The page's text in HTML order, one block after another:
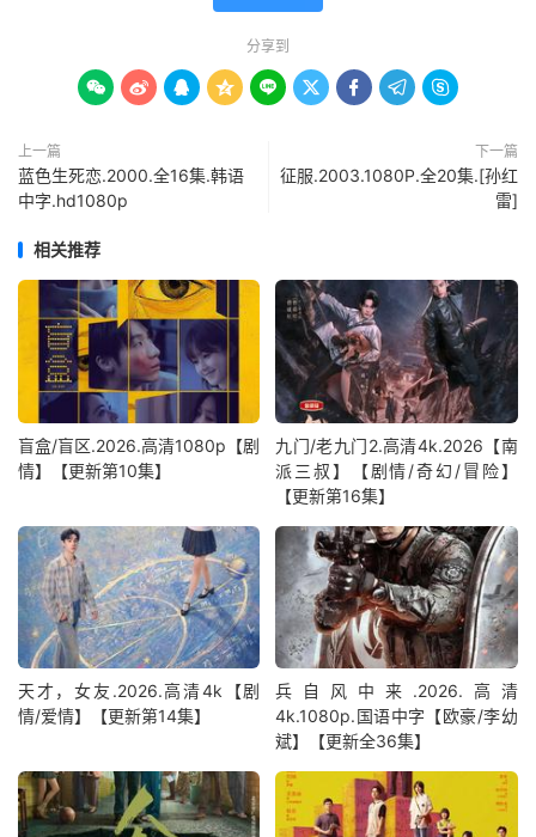
分享到
        
上一篇
蓝色生死恋.2000.全16集.韩语
中字.hd1080p
下一篇
征服.2003.1080P.全20集.[孙红
雷]
相关推荐
盲盒/盲区.2026.高清1080p【剧
情】【更新第10集】
九门/老九门2.高清4k.2026【南
派三叔】【剧情/奇幻/冒险】
【更新第16集】
天才，女友.2026.高清4k【剧
情/爱情】【更新第14集】
兵自风中来‎.2026.高清
4k.1080p.国语中字【欧豪/李幼
斌】【更新全36集】